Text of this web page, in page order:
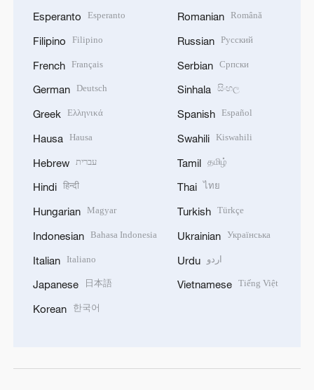
Esperanto Esperanto
Filipino Filipino
French Français
German Deutsch
Greek Ελληνικά
Hausa Hausa
Hebrew עברית
Hindi हिन्दी
Hungarian Magyar
Indonesian Bahasa Indonesia
Italian Italiano
Japanese 日本語
Korean 한국어
Romanian Română
Russian Русский
Serbian Српски
Sinhala සිංහල
Spanish Español
Swahili Kiswahili
Tamil தமிழ்
Thai ไทย
Turkish Türkçe
Ukrainian Українська
Urdu اردو
Vietnamese Tiếng Việt